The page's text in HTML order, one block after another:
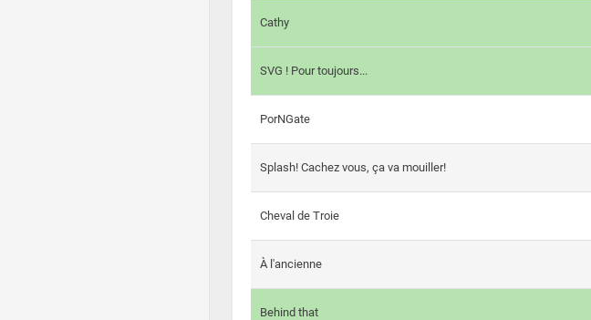
Cathy
SVG ! Pour toujours...
PorNGate
Splash! Cachez vous, ça va mouiller!
Cheval de Troie
À l'ancienne
Behind that